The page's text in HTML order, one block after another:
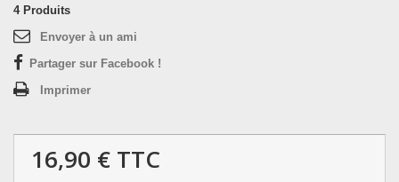
4 Produits
Envoyer à un ami
Partager sur Facebook !
Imprimer
16,90 € TTC